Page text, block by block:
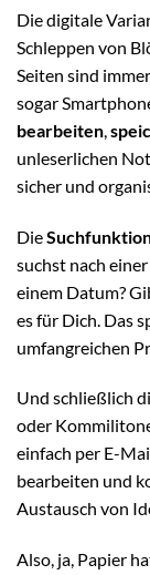
Die digitale
Schleppen von
Seiten sind
sogar
bearbeiten,
unleserlichen
sicher und
Die
suchst nach
einem Datum?
es für Dich. Das
umfangreichen
Und schließlich
oder
einfach per E-
bearbeiten und
Austausch von
Also, ja, Papier